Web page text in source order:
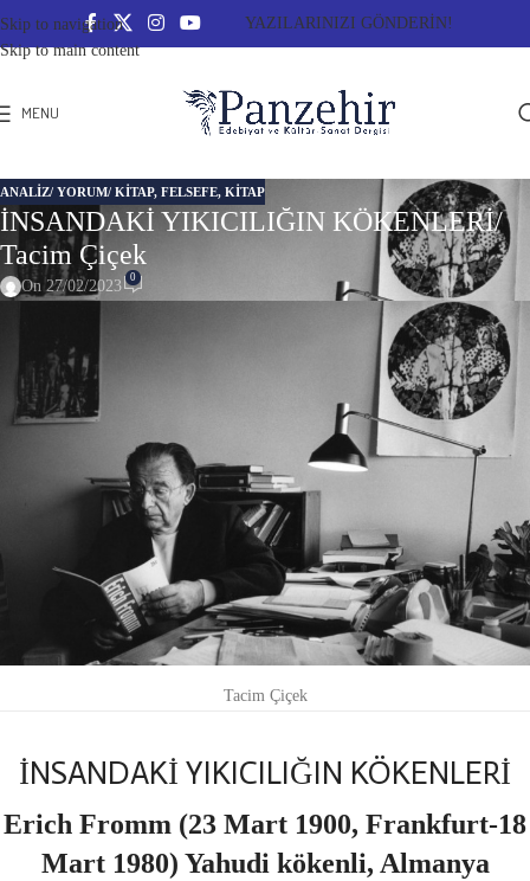
Skip to navigation
Skip to main content
YAZILARINIZI GÖNDERİN!
MENU
ANALIZ/ YORUM/ KITAP, FELSEFE, KITAP
İNSANDAKİ YIKICILIĞIN KÖKENLERİ/
Tacim Çiçek
On 27/02/2023 0
Tacim Çiçek
İNSANDAKİ YIKICILIĞIN KÖKENLERİ
Erich Fromm (23 Mart 1900, Frankfurt-18
Mart 1980) Yahudi kökenli, Almanya